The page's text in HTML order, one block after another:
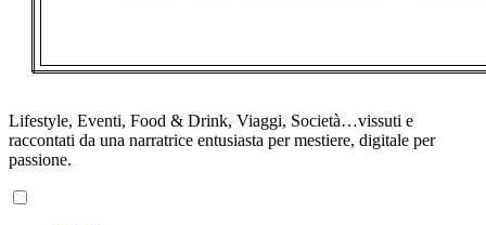
Lifestyle, Eventi, Food & Drink, Viaggi, Società…vissuti e
raccontati da una narratrice entusiasta per mestiere, digitale per
passione.